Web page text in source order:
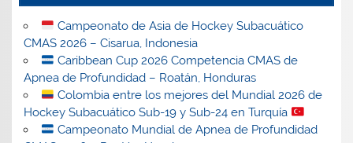
Campeonato de Asia de Hockey Subacuático
CMAS 2026 – Cisarua, Indonesia
Caribbean Cup 2026 Competencia CMAS de
Apnea de Profundidad – Roatán, Honduras
Colombia entre los mejores del Mundial 2026 de
Hockey Subacuático Sub-19 y Sub-24 en Turquía
Campeonato Mundial de Apnea de Profundidad